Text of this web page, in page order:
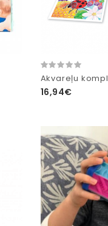
Akvareļu
16,94€